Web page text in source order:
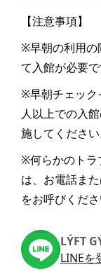
【注意事項】
※早朝の利用の
て入館が必要で
※早朝チェック
人以上での入
施してください
※何らかのトラ
は、お電話ま
をお呼びくださ
LÝFT
LINEを